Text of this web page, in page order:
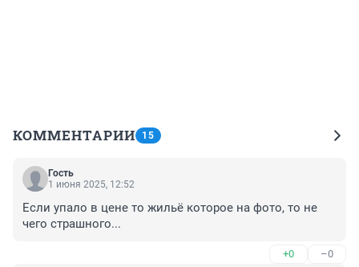
КОММЕНТАРИИ 15
Гость
1 июня 2025, 12:52
Если упало в цене то жильё которое на фото, то не
чего страшного...
+0 –0